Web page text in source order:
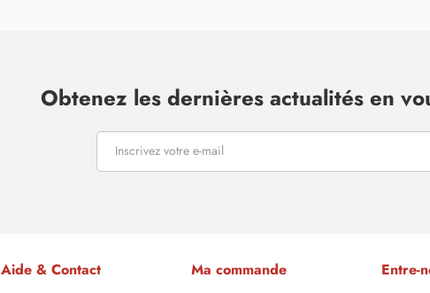
Obtenez les dernières actualités en
Aide & Contact Ma commande Entre-